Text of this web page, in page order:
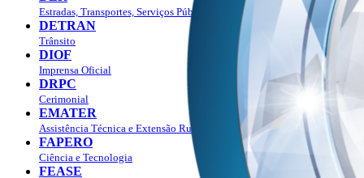
Estradas, Transportes, Serviços Públicos
DETRAN
Trânsito
DIOF
Imprensa Oficial
DRPC
Cerimonial
EMATER
Assistência Técnica e Extensão Rural
FAPERO
Ciência e Tecnologia
FEASE